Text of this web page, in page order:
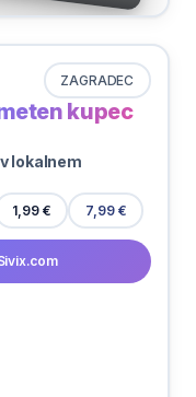
ZAGRADEC
kupec
lokalnem
1,99 € 7,99 €